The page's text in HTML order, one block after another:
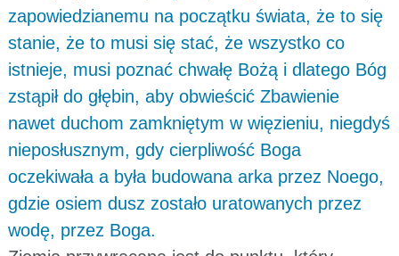
zapowiedzianemu na początku świata, że to się
stanie, że to musi się stać, że wszystko co
istnieje, musi poznać chwałę Bożą i dlatego Bóg
zstąpił do głębin, aby obwieścić Zbawienie
nawet duchom zamkniętym w więzieniu, niegdyś
nieposłusznym, gdy cierpliwość Boga
oczekiwała a była budowana arka przez Noego,
gdzie osiem dusz zostało uratowanych przez
wodę, przez Boga.